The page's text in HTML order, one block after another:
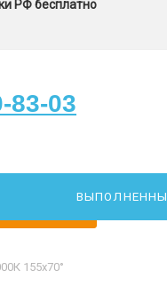
РФ бесплатно
83-03
155х70°